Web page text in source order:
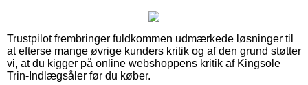
Trustpilot frembringer fuldkommen udmærkede løsninger til
at efterse mange øvrige kunders kritik og af den grund støtter
vi, at du kigger på online webshoppens kritik af Kingsole
Trin-Indlægsåler før du køber.